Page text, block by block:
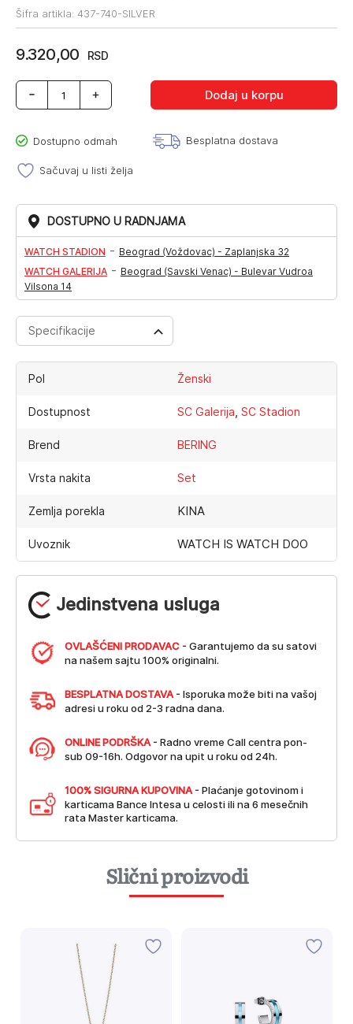
Šifra artikla: 437-740-SILVER
9.320,00 RSD
Bering
437-
SILVER
količina
Dodaj u korpu
Dostupno odmah Besplatna dostava
Sačuvaj u listi želja
DOSTUPNO U RADNJAMA
WATCH STADION - Beograd (Voždovac) - Zaplanjska 32
WATCH GALERIJA - Beograd (Savski Venac) - Bulevar Vudroa
Vilsona 14
Jedinstvena usluga
OVLAŠĆENI PRODAVAC - Garantujemo da su satovi
na našem sajtu 100% originalni.
BESPLATNA DOSTAVA - Isporuka može biti na vašoj
adresi u roku od 2-3 radna dana.
ONLINE PODRŠKA - Radno vreme Call centra pon-
sub 09-16h. Odgovor na upit u roku od 24h.
100% SIGURNA KUPOVINA - Plaćanje gotovinom i
karticama Bance Intesa u celosti ili na 6 mesečnih
rata Master karticama.
Specifikacije
Pol Ženski
Dostupnost SC Galerija, SC Stadion
Brend BERING
Vrsta nakita Set
Zemlja porekla KINA
Uvoznik WATCH IS WATCH DOO
Slični proizvodi